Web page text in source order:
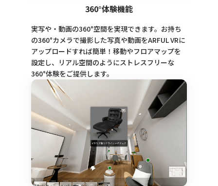
360°体験機能
実写や・動画の360°空間を実現できます。お持ち
の360°カメラで撮影した写真や動画をARFUL VRに
アップロードすれば簡単！移動やフロアマップを
設定し、リアル空間のようにストレスフリーな
360°体験をご提供します。